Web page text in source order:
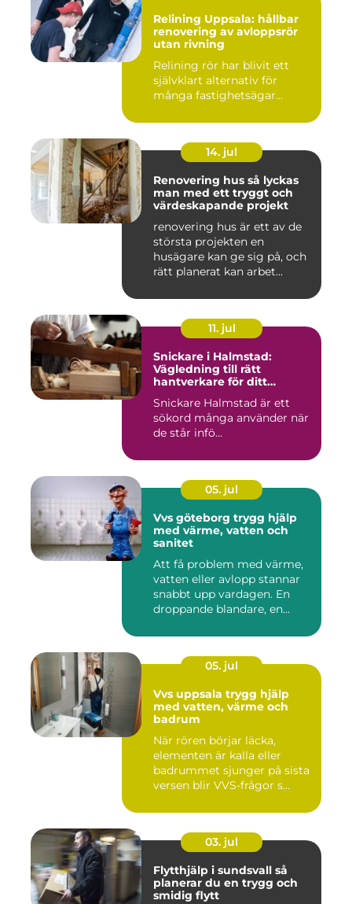
Relining Uppsala: hållbar
renovering av avloppsrör
utan rivning
Relining rör har blivit ett
självklart alternativ för
många fastighetsägar...
14. jul
Renovering hus så lyckas
man med ett tryggt och
värdeskapande projekt
renovering hus är ett av de
största projekten en
husägare kan ge sig på, och
rätt planerat kan arbet...
11. jul
Snickare i Halmstad:
Vägledning till rätt
hantverkare för ditt
Snickare Halmstad är ett
sökord många använder när
de står infö...
05. jul
Vvs göteborg trygg hjälp
med värme, vatten och
sanitet
Att få problem med värme,
vatten eller avlopp stannar
snabbt upp vardagen. En
droppande blandare, en...
05. jul
Vvs uppsala trygg hjälp
med vatten, värme och
badrum
När rören börjar läcka,
elementen är kalla eller
badrummet sjunger på sista
versen blir VVS-frågor s...
03. jul
Flytthjälp i sundsvall så
planerar du en trygg och
smidig flytt